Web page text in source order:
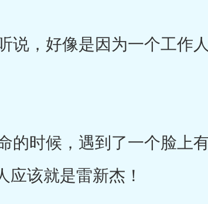
说，好像是因为一个工作
的时候，遇到了一个脸上
应该就是雷新杰！